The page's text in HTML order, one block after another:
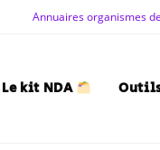
Annuaires organismes
Le kit NDA